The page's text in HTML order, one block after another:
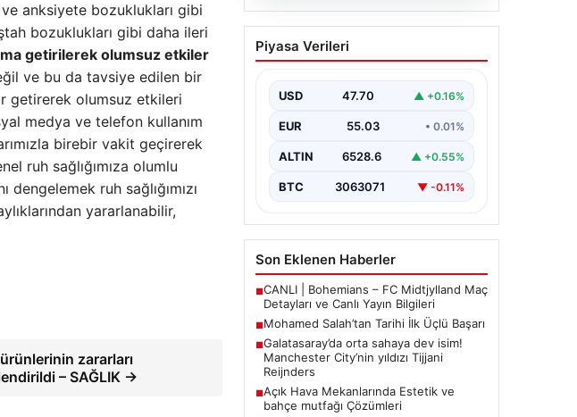
anksiyete bozuklukları gibi
bozuklukları gibi daha ileri
getirilerek olumsuz etkiler
ve bu da tavsiye edilen bir
getirerek olumsuz etkileri
medya ve telefon kullanım
birebir vakit geçirerek
ruh sağlığımıza olumlu
dengelemek ruh sağlığımızı
yararlanabilir,
zararları
– SAĞLIK →
04.08.2026
Galatasaray’da orta
sahaya dev isim!
yıldızı Tijjani Reijnders
Piyasa Verileri
USD 47.70 ▲ +0.16%
EUR 55.03 • 0.01%
ALTIN 6528.6 ▲ +0.55%
BTC 3063071 ▼ -0.11%
Son Eklenen Haberler
■CANLI | Bohemians – FC Midtjylland Maç
Detayları ve Canlı Yayın Bilgileri
■Mohamed Salah’tan Tarihi İlk Üçlü Başarı
■Galatasaray’da orta sahaya dev isim!
Manchester City’nin yıldızı Tijjani
Reijnders
■Açık Hava Mekanlarında Estetik ve
bahçe mutfağı Çözümleri